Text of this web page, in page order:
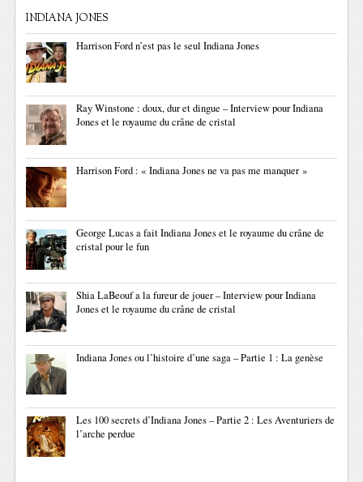
INDIANA JONES
Harrison Ford n’est pas le seul Indiana Jones
Ray Winstone : doux, dur et dingue – Interview pour Indiana
Jones et le royaume du crâne de cristal
Harrison Ford : « Indiana Jones ne va pas me manquer »
George Lucas a fait Indiana Jones et le royaume du crâne de
cristal pour le fun
Shia LaBeouf a la fureur de jouer – Interview pour Indiana
Jones et le royaume du crâne de cristal
Indiana Jones ou l’histoire d’une saga – Partie 1 : La genèse
Les 100 secrets d’Indiana Jones – Partie 2 : Les Aventuriers de
l’arche perdue